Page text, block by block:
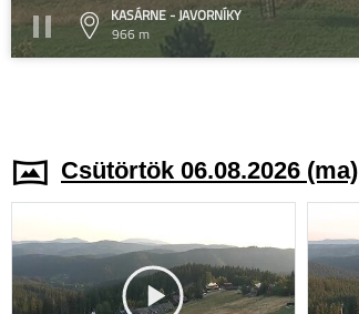
KASÁRNE - JAVORNÍKY
966 m
Csütörtök 06.08.2026 (ma)